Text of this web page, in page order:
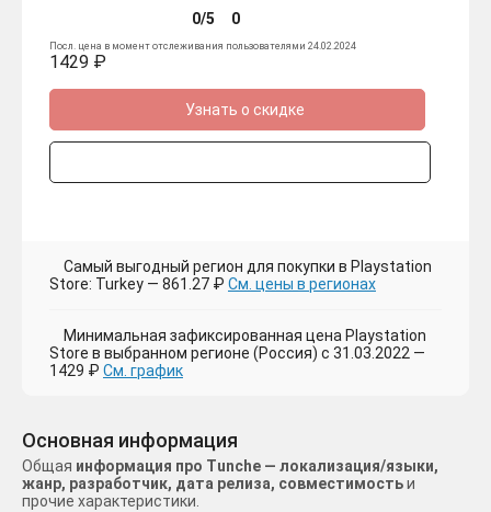
0/5 0
Посл. цена в момент отслеживания пользователями 24.02.2024
1429 ₽
Узнать о скидке
Самый выгодный регион для покупки в Playstation
Store: Turkey — 861.27 ₽ См. цены в регионах
Минимальная зафиксированная цена Playstation
Store в выбранном регионе (Россия) с 31.03.2022 —
1429 ₽ См. график
Основная информация
Общая информация про Tunche — локализация/языки,
жанр, разработчик, дата релиза, совместимостьи
прочие характеристики.